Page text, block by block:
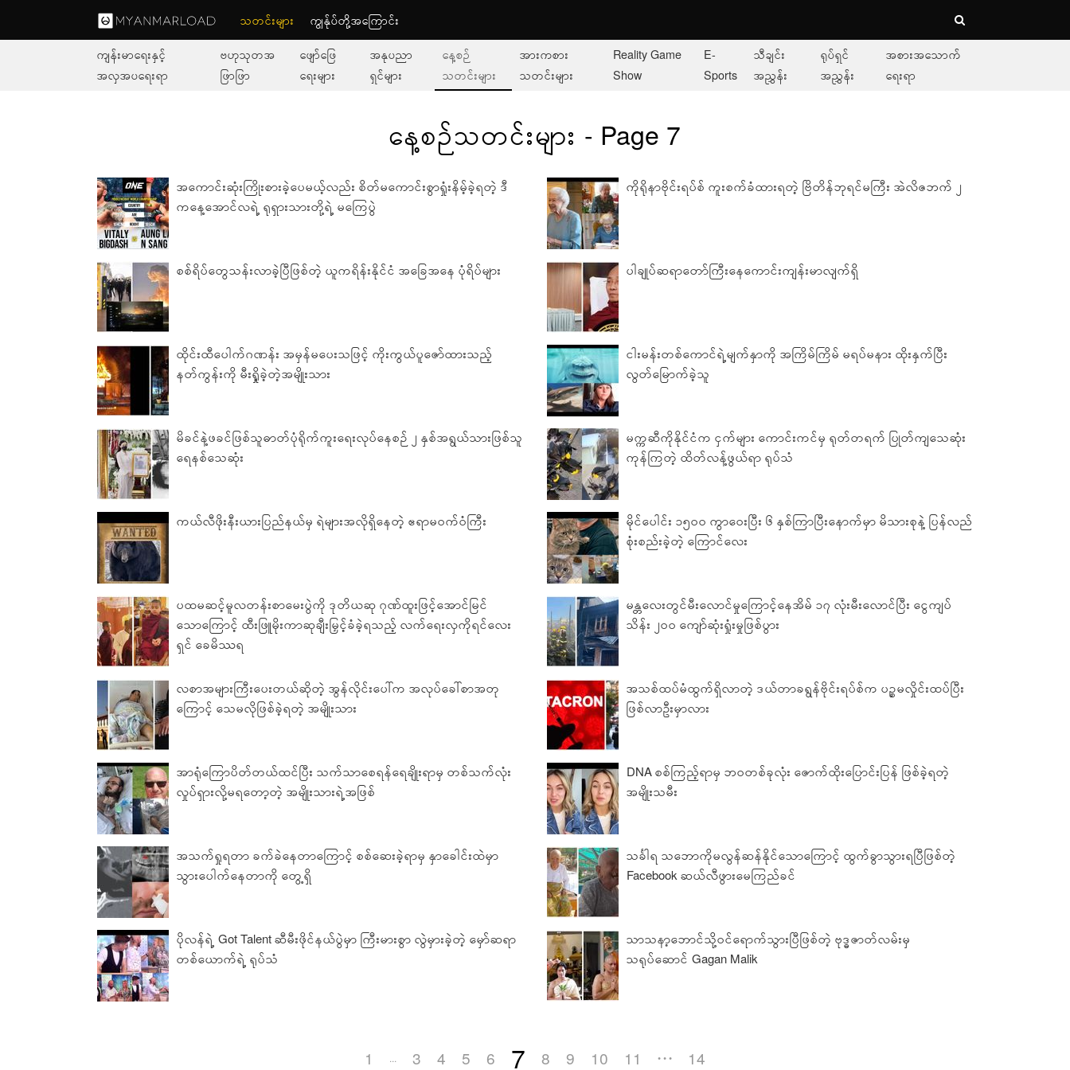
သတင်းများ ကျွနု်ပ်တို့အကြောင်း
ကျန်းမာရေးနှင့်
အလှအပရေးရာ
ဗဟုသုတအ
ဖြာဖြာ
ဖျော်ဖြေ
ရေးများ
အနုပညာ
ရှင်များ
နေ့စဉ်
သတင်းများ
အားကစား
သတင်းများ
Reality Game
Show
E-
Sports
သီချင်း
အညွှန်း
ရုပ်ရှင်
အညွှန်း
အစားအသောက်
ရေးရာ
နေ့စဉ်သတင်းများ - Page 7
အကောင်းဆုံးကြိုးစားခဲ့ပေမယ့်လည်း စိတ်မကောင်းစွာရှုံးနိမ့်ခဲ့ရတဲ့ ဒီ
ကနေ့အောင်လရဲ့ ရုရှားသားတို့ရဲ့ မကြေပွဲ
စစ်ရိပ်တွေသန်းလာခဲ့ပြီဖြစ်တဲ့ ယူကရိန်းနိုင်ငံ အခြေအနေ ပုံရိပ်များ
ထိုင်းထီပေါက်ဂဏန်း အမှန်မပေးသဖြင့် ကိုးကွယ်ပူဇော်ထားသည့်
နတ်ကွန်းကို မီးရှို့ခဲ့တဲ့အမျိုးသား
မိခင်နဲ့ဖခင်ဖြစ်သူဓာတ်ပုံရိုက်ကူးရေးလုပ်နေစဉ် ၂ နှစ်အရွယ်သားဖြစ်သူ
ရေနစ်သေဆုံး
ကယ်လီဖိုးနီးယားပြည်နယ်မှ ရဲများအလိုရှိနေတဲ့ ဧရာမ၀က်ဝံကြီး
ပထမဆင့်မူလတန်းစာမေးပွဲကို ဒုတိယဆု ဂုဏ်ထူးဖြင့်အောင်မြင်
သောကြောင့် ထီးဖြူမိုးကာဆုချီးမြှင့်ခံခဲ့ရသည့် လက်ရေးလှကိုရင်လေး
ရှင် ခေမိဿရ
လစာအများကြီးပေးတယ်ဆိုတဲ့ အွန်လိုင်းပေါ်က အလုပ်ခေါ်စာအတု
ကြောင့် သေမလိုဖြစ်ခဲ့ရတဲ့ အမျိုးသား
အာရုံကြောပိတ်တယ်ထင်ပြီး သက်သာစေရန်ရေချိုးရာမှ တစ်သက်လုံး
လှုပ်ရှားလို့မရတော့တဲ့ အမျိုးသားရဲ့အဖြစ်
အသက်ရှုရတာ ခက်ခဲနေတာကြောင့် စစ်ဆေးခဲ့ရာမှ နှာခေါင်းထဲမှာ
သွားပေါက်နေတာကို တွေ့ရှိ
ပိုလန်ရဲ့ Got Talent ဆီမီးဖိုင်နယ်ပွဲမှာ ကြီးမားစွာ လွဲမှားခဲ့တဲ့ မှော်ဆရာ
တစ်ယောက်ရဲ့ ရုပ်သံ
ကိုရိုနာဗိုင်းရပ်စ် ကူးစက်ခံထားရတဲ့ ဗြိတိန်ဘုရင်မကြီး အဲလိဇဘက် ၂
ပါချုပ်ဆရာတော်ကြီးနေကောင်းကျန်းမာလျက်ရှိ
ငါးမန်းတစ်ကောင်ရဲ့မျက်နှာကို အကြိမ်ကြိမ် မရပ်မနား ထိုးနှက်ပြီး
လွတ်မြောက်ခဲ့သူ
မက္ကဆီကိုနိုင်ငံက ငှက်များ ကောင်းကင်မှ ရုတ်တရက် ပြုတ်ကျသေဆုံး
ကုန်ကြတဲ့ ထိတ်လန့်ဖွယ်ရာ ရုပ်သံ
မိုင်ပေါင်း ၁၅၀၀ ကွာဝေးပြီး ၆ နှစ်ကြာပြီးနောက်မှာ မိသားစုနဲ့ ပြန်လည်
စုံးစည်းခဲ့တဲ့ ကြောင်လေး
မန္တလေးတွင်မီးလောင်မှုကြောင့်နေအိမ် ၁၇ လုံးမီးလောင်ပြီး ငွေကျပ်
သိန်း ၂၀၀ ကျော်ဆုံးရှုံးမှုဖြစ်ပွား
အသစ်ထပ်မံထွက်ရှိလာတဲ့ ဒယ်တာခရွန်ဗိုင်းရပ်စ်က ပဉ္စမလှိုင်းထပ်ပြီး
ဖြစ်လာဦးမှာလား
DNA စစ်ကြည့်ရာမှ ဘ၀တစ်ခုလုံး ဇောက်ထိုးပြောင်းပြန် ဖြစ်ခဲ့ရတဲ့
အမျိုးသမီး
သင်္ခါရ သဘောကိုမလွန်ဆန်နိုင်သောကြောင့် ထွက်ခွာသွားရပြီဖြစ်တဲ့
Facebook ဆယ်လီဖွားမေကြည်ခင်
သာသနာ့ဘောင်သို့ဝင်ရောက်သွားပြီဖြစ်တဲ့ ဗုဒ္ဓဇာတ်လမ်းမှ
သရုပ်ဆောင် Gagan Malik
1 3 4 5 6 7 8 9 10 11 • • • 14